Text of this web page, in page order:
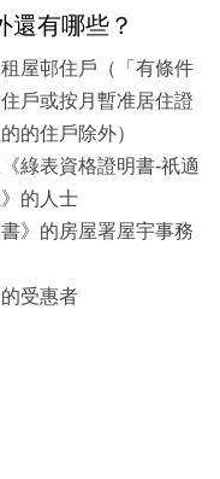
還有哪些？
屋邨住戶（「有條件
戶或按月暫准居住證
的住戶除外）
綠表資格證明書-祇適
的人士
》的房屋署屋宇事務
受惠者